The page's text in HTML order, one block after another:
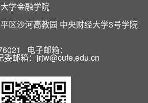
学金融学院
区沙河高教园 中央财经大学3号学院
电子邮箱：
邮箱：jrjw@cufe.edu.cn